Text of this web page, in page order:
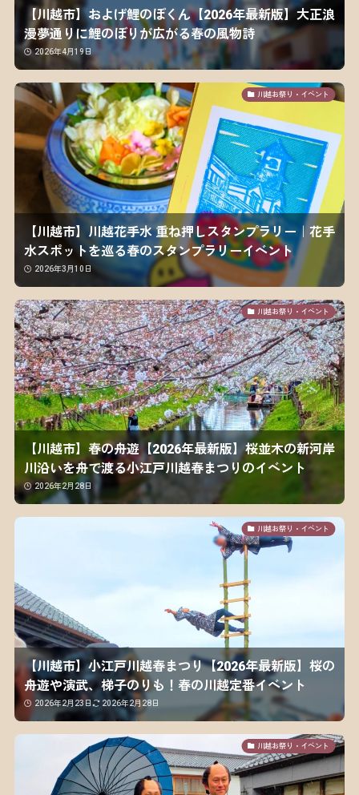
【川越市】およげ鯉のぼくん【2026年最新版】大正浪
漫夢通りに鯉のぼりが広がる春の風物詩
2026年4月19日
川越お祭り・イベント
【川越市】川越花手水 重ね押しスタンプラリー｜花手
水スポットを巡る春のスタンプラリーイベント
2026年3月10日
川越お祭り・イベント
【川越市】春の舟遊【2026年最新版】桜並木の新河岸
川沿いを舟で渡る小江戸川越春まつりのイベント
2026年2月28日
川越お祭り・イベント
【川越市】小江戸川越春まつり【2026年最新版】桜の
舟遊や演武、梯子のりも！春の川越定番イベント
2026年2月23日 2026年2月28日
川越お祭り・イベント